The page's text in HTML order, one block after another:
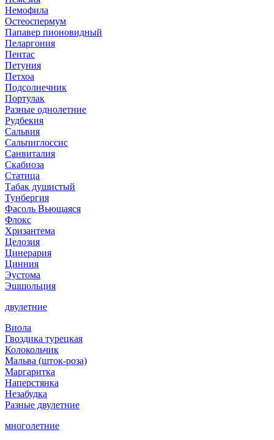
Немофила
Остеоспермум
Папавер пионовидный
Пеларгония
Пентас
Петуния
Петхоа
Подсолнечник
Портулак
Разные однолетние
Рудбекия
Сальвия
Сальпиглоссис
Санвиталия
Скабиоза
Статица
Табак душистый
Тунбергия
Фасоль Вьющаяся
Флокс
Хризантема
Целозия
Цинерария
Цинния
Эустома
Эшшольция
двулетние
Виола
Гвоздика турецкая
Колокольчик
Мальва (шток-роза)
Маргаритка
Наперстянка
Незабудка
Разные двулетние
многолетние